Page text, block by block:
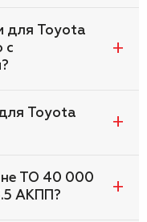
для Toyota
с
Toyota
ТО 40 000
АКПП?